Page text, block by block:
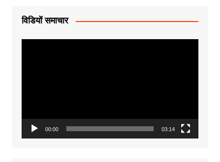
विडियों समाचार
00:00 03:14